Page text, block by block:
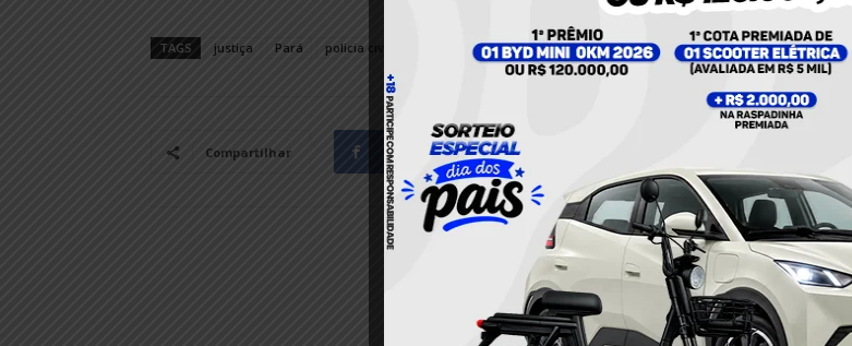
TAGS justiça Pará policia civil Policia Militar Policial Santarém
Compartilhar Facebook